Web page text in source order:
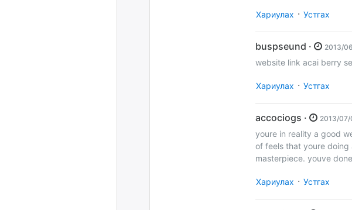
Хариулах · Устгах
buspseund · 2013/
website link acai
Хариулах · Устгах
accociogs · 2013/07/
youre in reality a good
of feels that youre doing
masterpiece. youve
Хариулах · Устгах